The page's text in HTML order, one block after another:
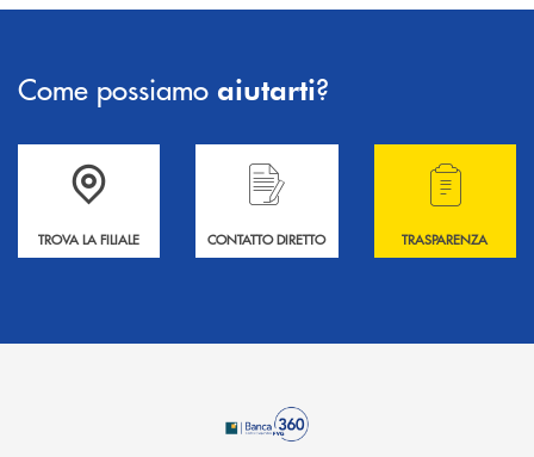
Come possiamo aiutarti?
Accedi all' elenco completo delle filiali .
TROVA LA FILIALE
Hai bisogno di informazioni? Contattaci !
CONTATTO DIRETTO
Hai bisogno di
TRASPARENZA